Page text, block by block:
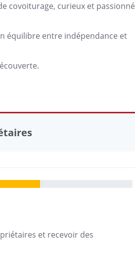
covoiturage, curieux et passionné
équilibre entre indépendance et
et recevoir des